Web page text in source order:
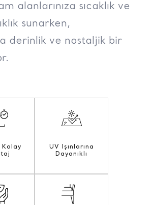
alanlarınıza sıcaklık ve
sunarken,
derinlik ve nostaljik bir
Kolay
UV Işınlarına
Dayanıklı